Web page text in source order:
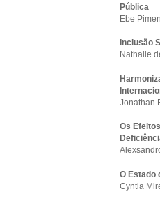
Pública
Ebe
Inclusão
Nathalie
Jonathan
Os
O Estado
Cyntia